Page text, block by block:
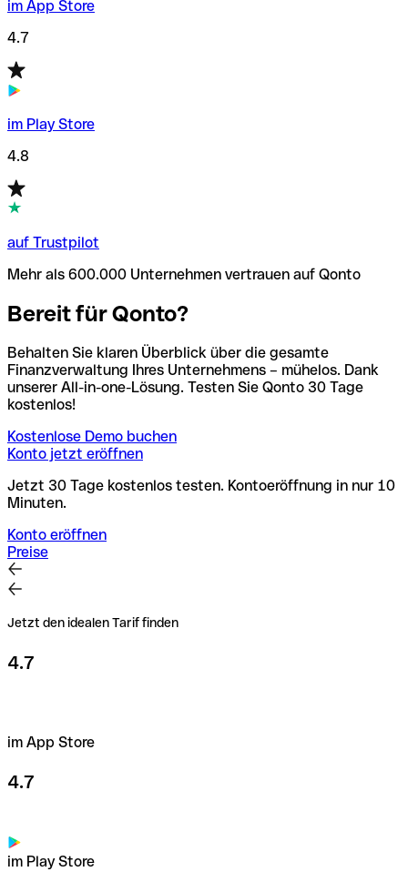
im App Store
4.7
im Play Store
4.8
auf Trustpilot
Mehr als 600.000 Unternehmen vertrauen auf Qonto
Bereit für Qonto?
Behalten Sie klaren Überblick über die gesamte
Finanzverwaltung Ihres Unternehmens – mühelos. Dank
unserer All-in-one-Lösung. Testen Sie Qonto 30 Tage
kostenlos!
Kostenlose Demo buchen
Konto jetzt eröffnen
Jetzt 30 Tage kostenlos testen. Kontoeröffnung in nur 10
Minuten.
Konto eröffnen
Preise
Jetzt den idealen Tarif finden
4.7
im App Store
4.7
im Play Store